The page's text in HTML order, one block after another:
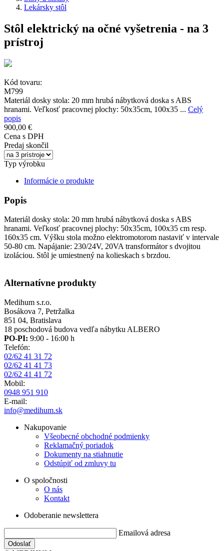
Lekársky stôl
Stôl elektrický na očné vyšetrenia - na 3
prístroj
Kód tovaru:
M799
Materiál dosky stola: 20 mm hrubá nábytková doska s ABS
hranami. Veľkosť pracovnej plochy: 50x35cm, 100x35 ... Celý
popis
900,00 €
Cena s DPH
Predaj skončil
Typ výrobku
Informácie o produkte
Popis
Materiál dosky stola: 20 mm hrubá nábytková doska s ABS
hranami. Veľkosť pracovnej plochy: 50x35cm, 100x35 cm resp.
160x35 cm. Výšku stola možno elektromotorom nastaviť v intervale
50-80 cm. Napájanie: 230/24V, 20VA transformátor s dvojitou
izoláciou. Stôl je umiestnený na kolieskach s brzdou.
Alternatívne produkty
Medihum s.r.o.
Bosákova 7, Petržalka
851 04, Bratislava
18 poschodová budova vedľa nábytku ALBERO
PO-PI: 9:00 - 16:00 h
Telefón:
02/62 41 31 72
02/62 41 41 73
02/62 41 41 72
Mobil:
0948 951 910
E-mail:
info@medihum.sk
Nakupovanie
Všeobecné obchodné podmienky
Reklamačný poriadok
Dokumenty na stiahnutie
Odstúpiť od zmluvy tu
O spoločnosti
O nás
Kontakt
Odoberanie newslettera
Emailová adresa